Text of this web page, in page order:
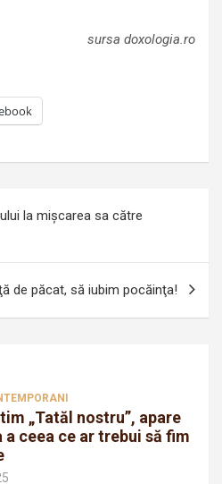
sursa doxologia.ro
la mișcarea sa către
de păcat, să iubim pocăinţa!
„Tatăl nostru”, apare
a ceea ce ar trebui să fim